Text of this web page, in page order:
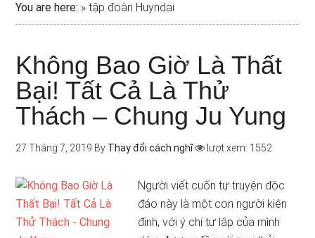
You are here: »tập đoàn Huyndai
Không Bao Giờ Là Thất
Bại! Tất Cả Là Thử
Thách – Chung Ju Yung
27 Tháng 7, 2019 By Thay đổi cách nghĩ lượt xem: 1552
Người viết cuốn tự truyện độc
đáo này là một con người kiên
định, với ý chí tự lập của mình